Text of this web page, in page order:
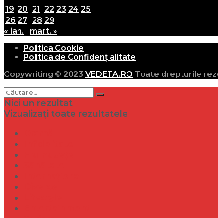
19 20 21 22 23 24 25
26 27 28 29
« ian.
mart. »
Politica Cookie
Politica de Confidențialitate
Copywriting © 2023 VEDETA.RO Toate drepturile
Nici un rezultat
Vizualizați toate rezultatele